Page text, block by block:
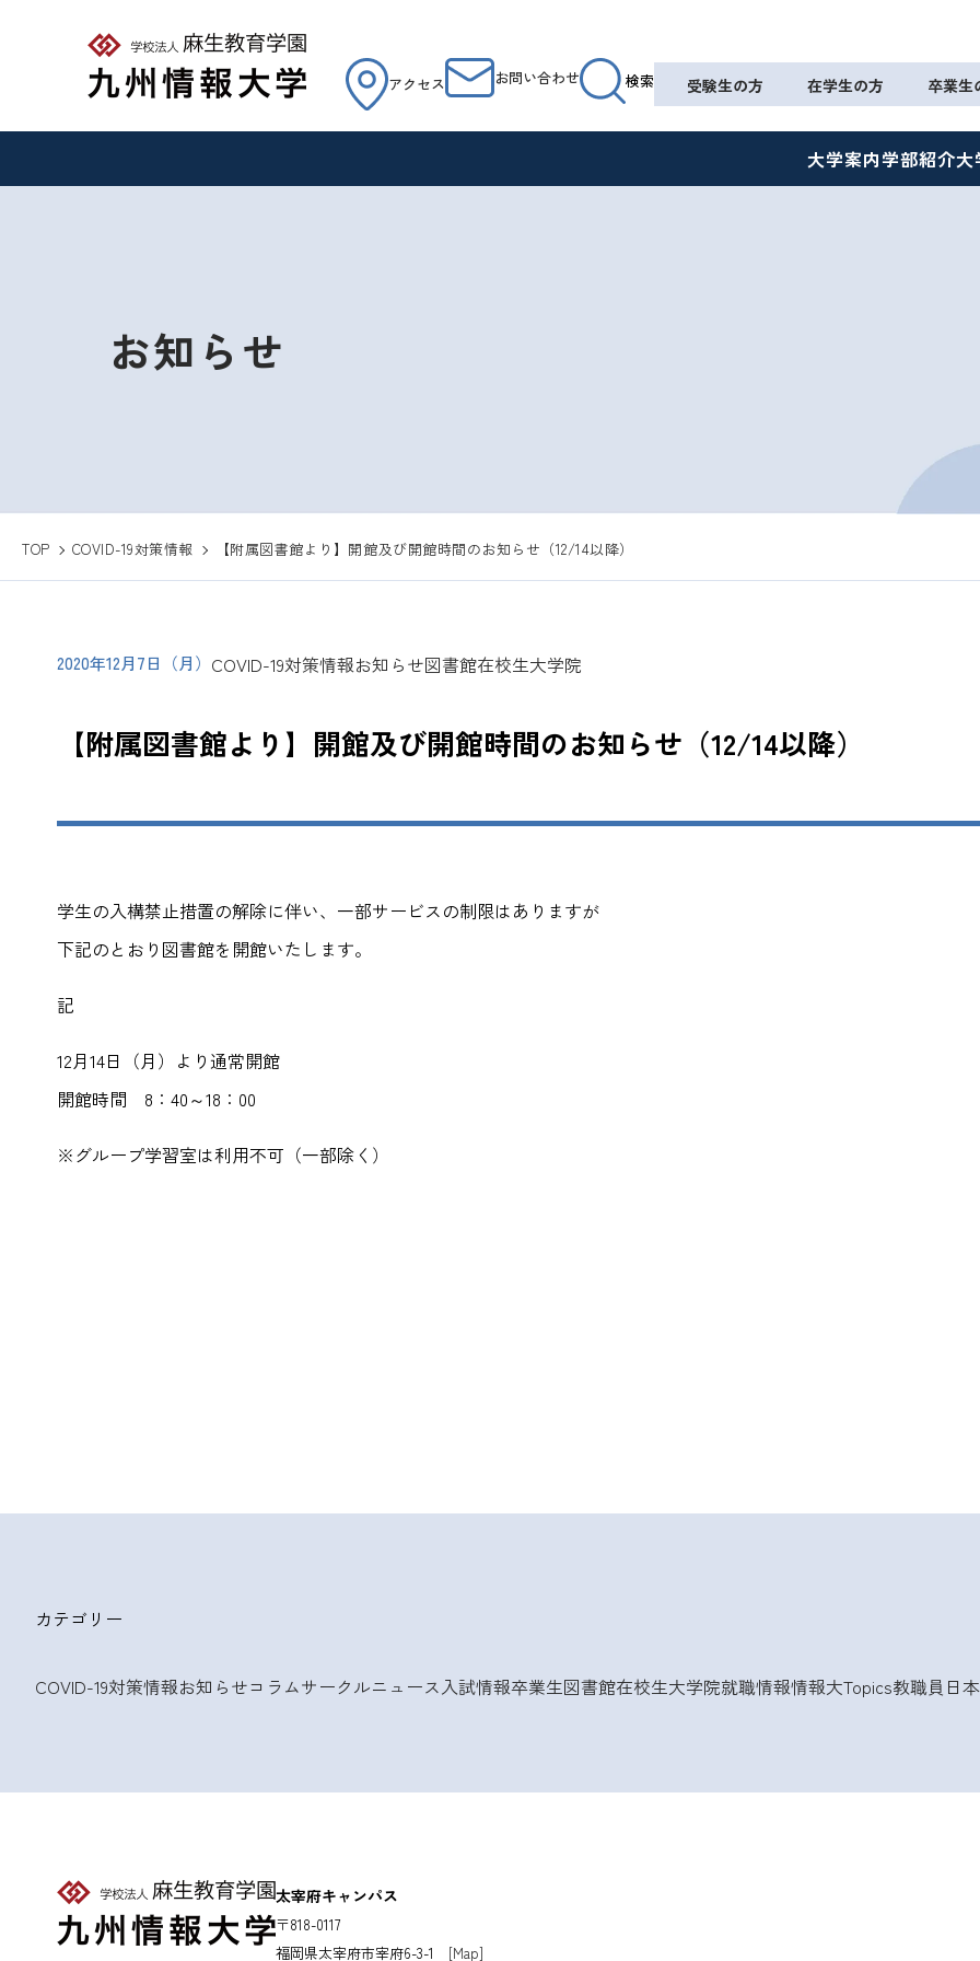
アクセス お問い合わせ 検索 受験生の方 在学生の方 卒業生
大学案内学部紹介大
お知らせ
TOP COVID-19対策情報 【附属図書館より】開館及び開館時間のお知らせ（12/14以降）
2020年12月7日（月） COVID-19対策情報お知らせ図書館在校生大学院
【附属図書館より】開館及び開館時間のお知らせ（12/14以降）
学生の入構禁止措置の解除に伴い、一部サービスの制限はありますが
下記のとおり図書館を開館いたします。
記
12月14日（月）より通常開館
開館時間 8：40～18：00
※グループ学習室は利用不可（一部除く）
カテゴリー
COVID-19対策情報お知らせコラムサークルニュース入試情報卒業生図書館在校生大学院就職情報情報大Topics教職員 日
太宰府キャンパス
〒818-0117
福岡県太宰府市宰府6-3-1 [Map]